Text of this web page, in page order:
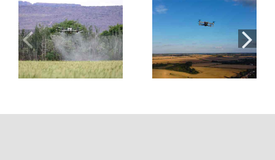
สอบใบอนุญาตบิน
โดรน 2026: ขั้น
ตอน ค่าใช้จ่าย
โดรนเพื่อ
การเกษตร: 7 ข้อดี
และประโยชน์ที่
ช่วยลดต้นทุนและ